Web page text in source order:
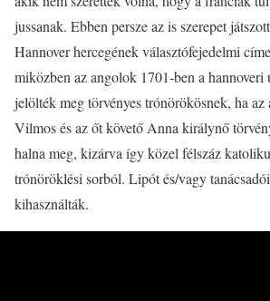
jussanak. Ebben persze az is szerepet
Hannover hercegének választófejedelmi
miközben az angolok 1701-ben a hannoveri
jelölték meg törvényes trónörökösnek, ha
Vilmos és az őt követő Anna királynő
halna meg, kizárva így közel félszáz
trónöröklési sorból. Lipót és/vagy
kihasználták.